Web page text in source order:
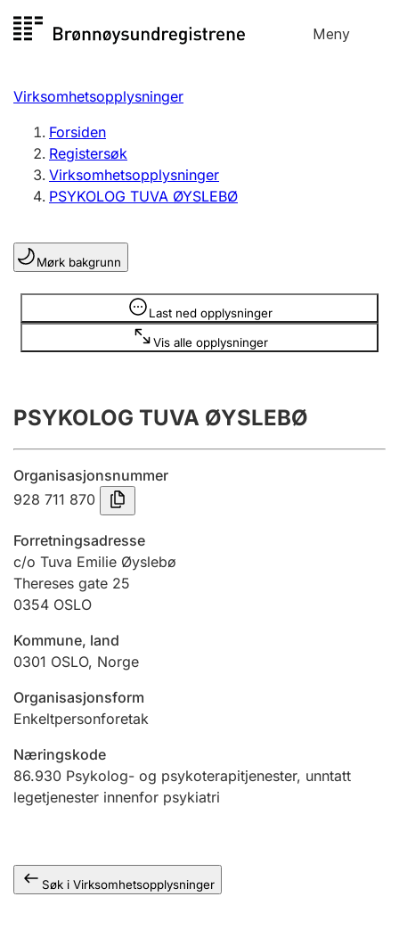
til
Meny
Registersøk
Aksjeselskap
Enkeltpersonforetak
Registrere, endre, slette
Lag og forening
Registrere, endre, slette
Årsregnskap
Innsending og forsinkelsesgebyr
Tinglysing
Jeger
Betaling og jegeravgiftskort
Ektepaktveileder
Andre tema
Virksomhetsopplysninger
Forsiden
Registersøk
Virksomhetsopplysninger
PSYKOLOG TUVA ØYSLEBØ
Mørk bakgrunn
Last ned opplysninger
Vis alle opplysninger
Opplysninger er skjult
PSYKOLOG TUVA ØYSLEBØ
Organisasjonsnummer
928 711 870
Forretningsadresse
c/o Tuva Emilie Øyslebø
Thereses gate 25
0354 OSLO
Kommune, land
0301 OSLO, Norge
Organisasjonsform
Enkeltpersonforetak
Næringskode
86.930 Psykolog- og psykoterapitjenester, unntatt
legetjenester innenfor psykiatri
Søk i Virksomhetsopplysninger